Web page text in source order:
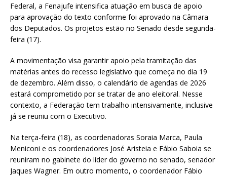
Federal, a Fenajufe intensifica atuação em busca de apoio
para aprovação do texto conforme foi aprovado na Câmara
dos Deputados. Os projetos estão no Senado desde segunda-
feira (17).
A movimentação visa garantir apoio pela tramitação das
matérias antes do recesso legislativo que começa no dia 19
de dezembro. Além disso, o calendário de agendas de 2026
estará comprometido por se tratar de ano eleitoral. Nesse
contexto, a Federação tem trabalho intensivamente, inclusive
já se reuniu com o Executivo.
Na terça-feira (18), as coordenadoras Soraia Marca, Paula
Meniconi e os coordenadores José Aristeia e Fábio Saboia se
reuniram no gabinete do líder do governo no senado, senador
Jaques Wagner. Em outro momento, o coordenador Fábio